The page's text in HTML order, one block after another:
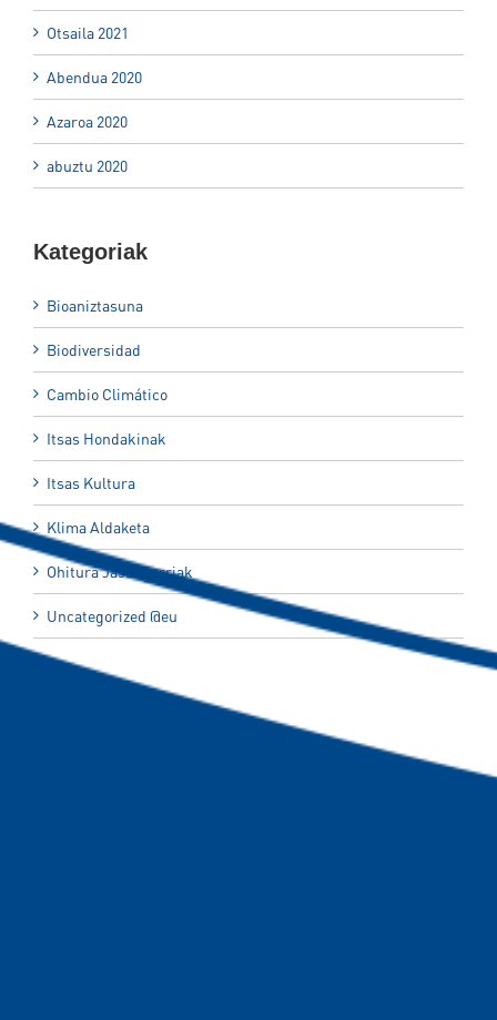
Otsaila 2021
Abendua 2020
Azaroa 2020
abuztu 2020
Kategoriak
Bioaniztasuna
Biodiversidad
Cambio Climático
Itsas Hondakinak
Itsas Kultura
Klima Aldaketa
Ohitura Jasangarriak
Uncategorized @eu